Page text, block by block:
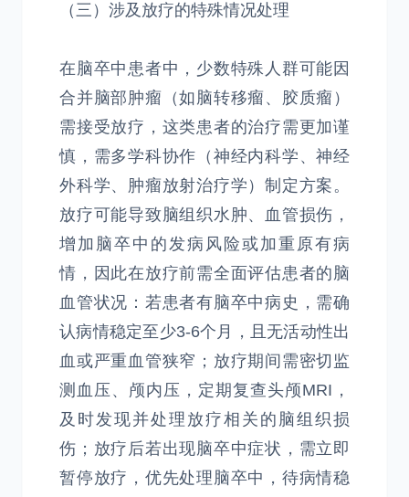
（三）涉及放疗的特殊情况处理
在脑卒中患者中，少数特殊人群可能因
合并脑部肿瘤（如脑转移瘤、胶质瘤）
需接受放疗，这类患者的治疗需更加谨
慎，需多学科协作（神经内科学、神经
外科学、肿瘤放射治疗学）制定方案。
放疗可能导致脑组织水肿、血管损伤，
增加脑卒中的发病风险或加重原有病
情，因此在放疗前需全面评估患者的脑
血管状况：若患者有脑卒中病史，需确
认病情稳定至少3-6个月，且无活动性出
血或严重血管狭窄；放疗期间需密切监
测血压、颅内压，定期复查头颅MRI，
及时发现并处理放疗相关的脑组织损
伤；放疗后若出现脑卒中症状，需立即
暂停放疗，优先处理脑卒中，待病情稳